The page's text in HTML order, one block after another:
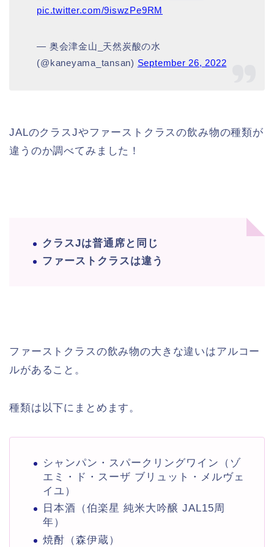
pic.twitter.com/9iswzPe9RM
— 奥会津金山_天然炭酸の水
(@kaneyama_tansan) September 26, 2022
JALのクラスJやファーストクラスの飲み物の種類が
違うのか調べてみました！
クラスJは普通席と同じ
ファーストクラスは違う
ファーストクラスの飲み物の大きな違いはアルコー
ルがあること。
種類は以下にまとめます。
シャンパン・スパークリングワイン（ゾ
エミ・ド・スーザ ブリュット・メルヴェ
イユ）
日本酒（伯楽星 純米大吟醸 JAL15周
年）
焼酎（森伊蔵）